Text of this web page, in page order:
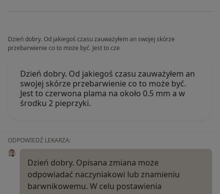
Dzień dobry. Od jakiegoś czasu zauważyłem an swojej skórze
przebarwienie co to może być. Jest to cze
Dzień dobry. Od jakiegoś czasu zauważyłem an
swojej skórze przebarwienie co to może być.
Jest to czerwona plama na około 0.5 mm a w
środku 2 pieprzyki.
ODPOWIEDŹ LEKARZA:
Dzień dobry. Opisana zmiana może
odpowiadać naczyniakowi lub znamieniu
barwnikowemu. W celu postawienia